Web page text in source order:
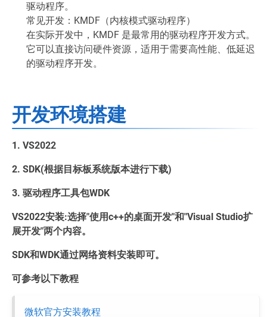
驱动程序。
常见开发：KMDF（内核模式驱动程序）
在实际开发中，KMDF 是最常用的驱动程序开发方式。
它可以直接访问硬件资源，适用于需要高性能、低延迟
的驱动程序开发。
开发环境搭建
1. VS2022
2. SDK(根据目标板系统版本进行下载)
3. 驱动程序工具包WDK
VS2022安装:选择"使用c++的桌面开发"和"Visual Studio扩
展开发"两个内容。
SDK和WDK通过网络资料安装即可。
可参考以下教程
微软官方安装教程